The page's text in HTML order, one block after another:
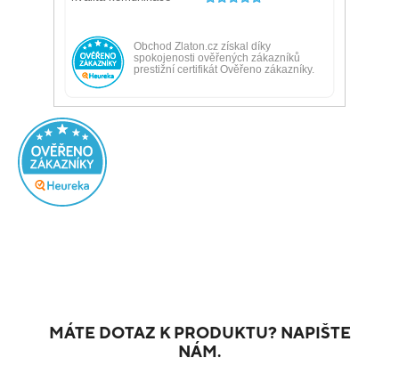
MÁTE DOTAZ K PRODUKTU? NAPIŠTE
NÁM.